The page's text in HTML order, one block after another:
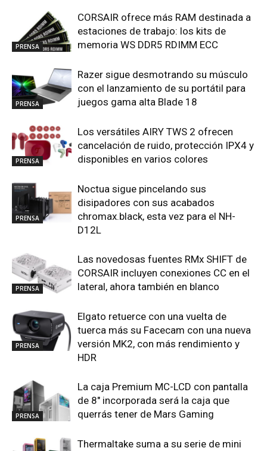
PRENSA
CORSAIR ofrece más RAM destinada a
estaciones de trabajo: los kits de
memoria WS DDR5 RDIMM ECC
PRENSA
Razer sigue desmotrando su músculo
con el lanzamiento de su portátil para
juegos gama alta Blade 18
PRENSA
Los versátiles AIRY TWS 2 ofrecen
cancelación de ruido, protección IPX4 y
disponibles en varios colores
PRENSA
Noctua sigue pincelando sus
disipadores con sus acabados
chromax.black, esta vez para el NH-
D12L
PRENSA
Las novedosas fuentes RMx SHIFT de
CORSAIR incluyen conexiones CC en el
lateral, ahora también en blanco
PRENSA
Elgato retuerce con una vuelta de
tuerca más su Facecam con una nueva
versión MK2, con más rendimiento y
HDR
PRENSA
La caja Premium MC-LCD con pantalla
de 8″ incorporada será la caja que
querrás tener de Mars Gaming
Thermaltake suma a su serie de mini